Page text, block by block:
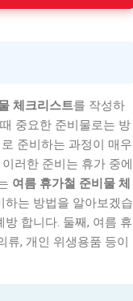
체크리스트를 작성하
중요한 준비물로는 방
준비하는 과정이 매우
러한 준비는 휴가 중에
여름 휴가철 준비물 체
하는 방법을 알아보겠습
합니다. 둘째, 여름 휴
, 개인 위생용품 등이